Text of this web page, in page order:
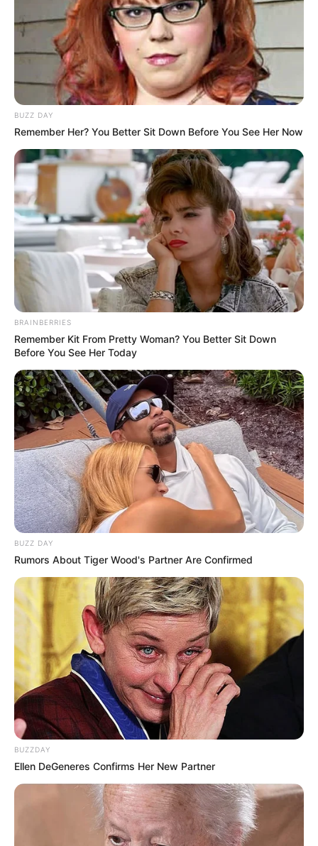
BUZZ DAY
Remember Her? You Better Sit Down Before You See Her Now
BRAINBERRIES
Remember Kit From Pretty Woman? You Better Sit Down
Before You See Her Today
BUZZ DAY
Rumors About Tiger Wood's Partner Are Confirmed
BUZZDAY
Ellen DeGeneres Confirms Her New Partner